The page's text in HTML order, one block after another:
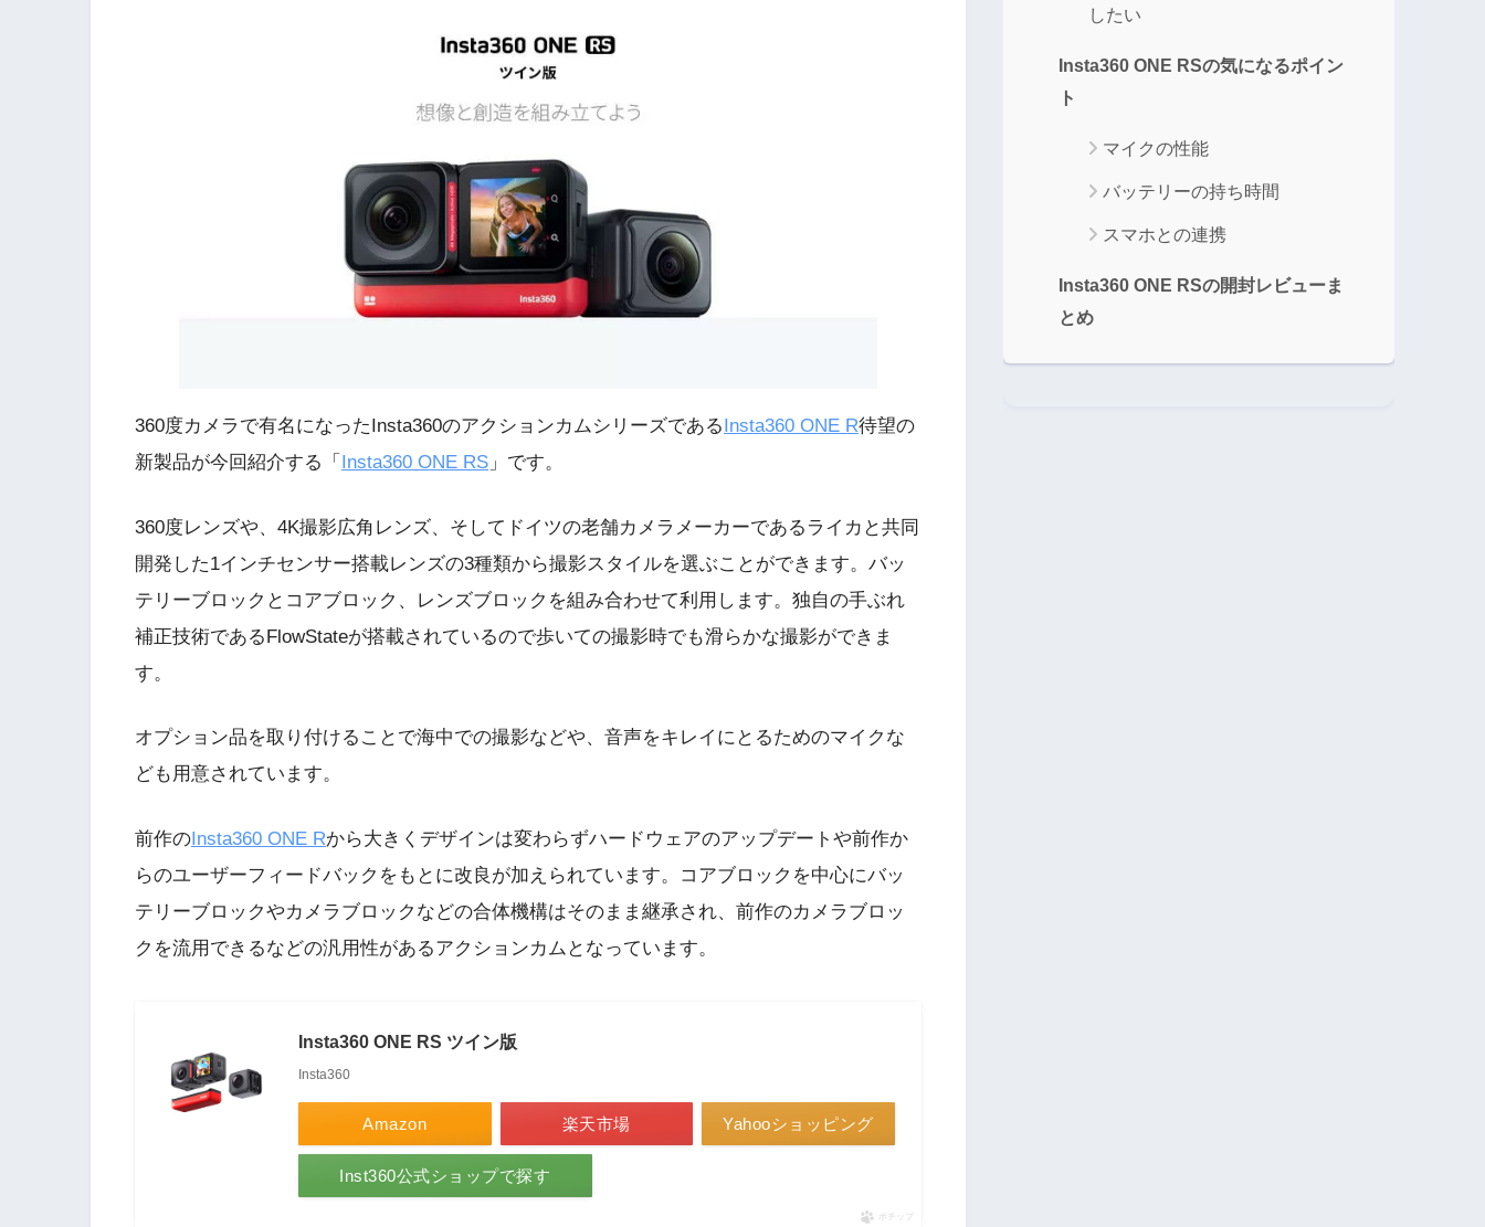
360度カメラで有名になったInsta360のアクションカムシリーズであるInsta360 ONE R待望の
新製品が今回紹介する「 Insta360 ONE RS 」です。
360度レンズや、4K撮影広角レンズ、そしてドイツの老舗カメラメーカーであるライカと共同
開発した1インチセンサー搭載レンズの3種類から撮影スタイルを選ぶことができます。バッ
テリーブロックとコアブロック、レンズブロックを組み合わせて利用します。独自の手ぶれ
補正技術であるFlowStateが搭載されているので歩いての撮影時でも滑らかな撮影ができま
す。
オプション品を取り付けることで海中での撮影などや、音声をキレイにとるためのマイクな
ども用意されています。
前作のInsta360 ONE Rから大きくデザインは変わらずハードウェアのアップデートや前作か
らのユーザーフィードバックをもとに改良が加えられています。コアブロックを中心にバッ
テリーブロックやカメラブロックなどの合体機構はそのまま継承され、前作のカメラブロッ
クを流用できるなどの汎用性があるアクションカムとなっています。
Insta360 ONE RS ツイン版
Insta360
Amazon 楽天市場 Yahooショッピング
Inst360公式ショップで探す
ポチップ
したい
Insta360 ONE RSの気になるポイン
ト
マイクの性能
バッテリーの持ち時間
スマホとの連携
Insta360 ONE RSの開封レビューま
とめ